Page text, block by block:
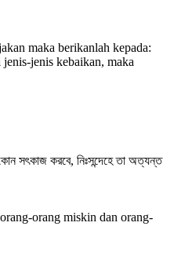
maka berikanlah kepada:
jenis kebaikan, maka
সৎকাজ করবে, নিঃসন্দেহে তা অত্যন্ত
orang miskin dan orang-